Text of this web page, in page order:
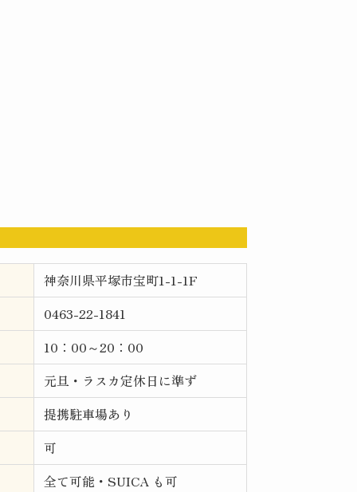
神奈川県平塚市宝町1-1-1F
0463-22-1841
10：00～20：00
元旦・ラスカ定休日に準ず
提携駐車場あり
可
全て可能・SUICA も可